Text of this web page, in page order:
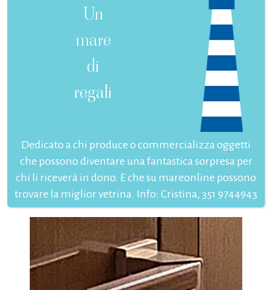
Un
mare
di
regali
Dedicato a chi produce o commercializza oggetti
che possono diventare una fantastica sorpresa per
chi li riceverà in dono. E che su mareonline possono
trovare la miglior vetrina. Info: Cristina, 351 9744943